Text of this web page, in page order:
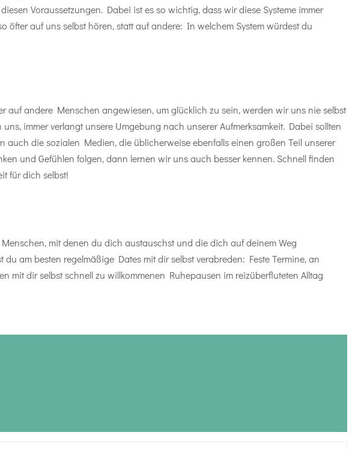
Voraussetzungen. Dabei ist es so wichtig, dass wir diese Systeme immer
öfter auf uns selbst hören, statt auf andere: In welchem System würdest du
auf andere Menschen angewiesen, um glücklich zu sein, werden wir uns nie selbst
immer verlangt unsere Umgebung nach unserer Aufmerksamkeit. Dabei sollten
die sozialen Medien, die üblicherweise ebenfalls einen großen Teil unserer
und Gefühlen folgen, dann lernen wir uns auch besser kennen. Schnell finden
für dich selbst!
mit denen du dich austauschst und die dich auf deinem Weg
am besten regelmäßige Dates mit dir selbst verabreden: Feste Termine, an
mit dir selbst schnell zu willkommenen Ruhepausen im reizüberfluteten Alltag